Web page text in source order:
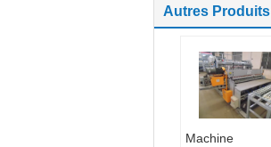
Autres Produits
Machine